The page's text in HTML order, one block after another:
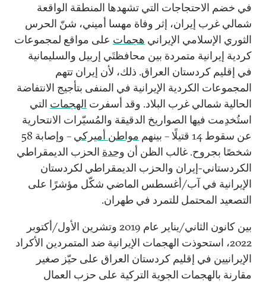
في خضم الاحتجاجات التي تشهدها المنطقة الواقعة
شمالي غرب إيران، إثر وفاة مهسا أميني، شنّ الحرس
الثوري الإسلامي الإيراني هجمات على مواقع لمجموعات
كردية إيرانية متمردة بين محافظتَي إربيل والسليمانية
في إقليم كردستان العراق. ذلك، لأن إيران تتهم
المجموعات الكردية الإيرانية في المنفى بتأجيج الانتفاضة
الحالية شمالي غرب البلاد. وقد أسفرت الهجمات التي
استُخدِمت فيها الصواريخ الدقيقة والمُسيّرات الانتحارية
عن سقوط 14 قتيلًا – بينهم
مواطن أميركي
– وإصابة 58
شخصًا بجروح. غالب الظن أن وحدة الحزب الديمقراطي
الكردستاني-إيران والحزب الديمقراطي لكردستان
الإيرانية في آب/أغسطس الماضي شكّل مؤشرًا على
التصعيد المحتمل للتمرد في طهران.
بين كانون الثاني/يناير عام 2019 وتشرين الأول/أكتوبر
2022، استحوذت الهجمات الإيرانية ضد المتمردين الأكراد
الإيرانيين في إقليم كردستان العراق على حيّز صغير
مقارنة بالهجمات الجوية التركية على حزب العمال